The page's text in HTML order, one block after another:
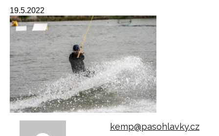
19.5.2022
kemp@pasohlavky.cz